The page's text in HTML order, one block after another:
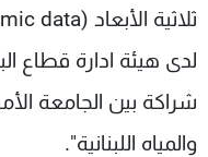
لدى هيئة ادارة قطاع
شراكة بين الجامعة
والمياه اللبنانية".